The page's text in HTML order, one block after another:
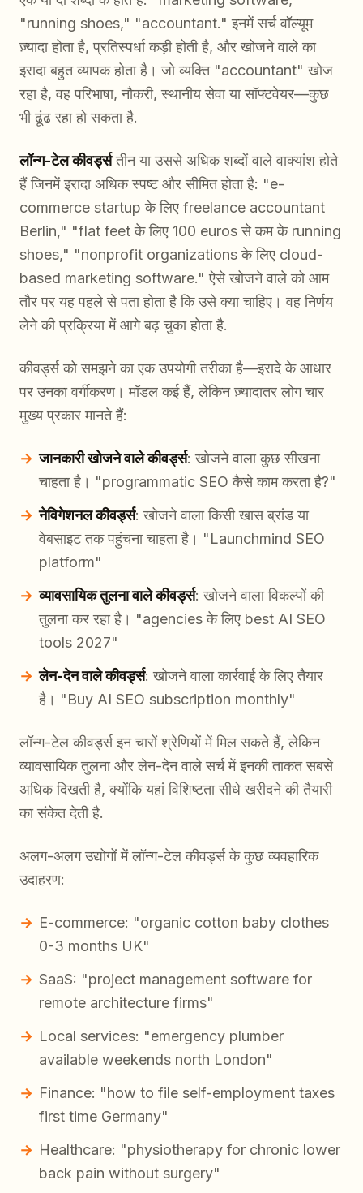
"running shoes," "accountant." इनमें सर्च वॉल्यूम
ज़्यादा होता है, प्रतिस्पर्धा कड़ी होती है, और खोजने वाले का
इरादा बहुत व्यापक होता है। जो व्यक्ति "accountant" खोज
रहा है, वह परिभाषा, नौकरी, स्थानीय सेवा या सॉफ्टवेयर—कुछ
भी ढूंढ रहा हो सकता है.
लॉन्ग-टेल कीवर्ड्सतीन या उससे अधिक शब्दों वाले वाक्यांश होते
हैं जिनमें इरादा अधिक स्पष्ट और सीमित होता है: "e-
commerce startup के लिए freelance accountant
Berlin," "flat feet के लिए 100 euros से कम के running
shoes," "nonprofit organizations के लिए cloud-
based marketing software." ऐसे खोजने वाले को आम
तौर पर यह पहले से पता होता है कि उसे क्या चाहिए। वह निर्णय
लेने की प्रक्रिया में आगे बढ़ चुका होता है.
कीवर्ड्स को समझने का एक उपयोगी तरीका है—इरादे के आधार
पर उनका वर्गीकरण। मॉडल कई हैं, लेकिन ज़्यादातर लोग चार
मुख्य प्रकार मानते हैं:
जानकारी खोजने वाले कीवर्ड्स: खोजने वाला कुछ सीखना
चाहता है। "programmatic SEO कैसे काम करता है?"
नेविगेशनल कीवर्ड्स: खोजने वाला किसी खास ब्रांड या
वेबसाइट तक पहुंचना चाहता है। "Launchmind SEO
platform"
व्यावसायिक तुलना वाले कीवर्ड्स: खोजने वाला विकल्पों की
तुलना कर रहा है। "agencies के लिए best AI SEO
tools 2027"
लेन-देन वाले कीवर्ड्स: खोजने वाला कार्रवाई के लिए तैयार
है। "Buy AI SEO subscription monthly"
लॉन्ग-टेल कीवर्ड्स इन चारों श्रेणियों में मिल सकते हैं, लेकिन
व्यावसायिक तुलना और लेन-देन वाले सर्च में इनकी ताकत सबसे
अधिक दिखती है, क्योंकि यहां विशिष्टता सीधे खरीदने की तैयारी
का संकेत देती है.
अलग-अलग उद्योगों में लॉन्ग-टेल कीवर्ड्स के कुछ व्यवहारिक
उदाहरण:
E-commerce: "organic cotton baby clothes
0-3 months UK"
SaaS: "project management software for
remote architecture firms"
Local services: "emergency plumber
available weekends north London"
Finance: "how to file self-employment taxes
first time Germany"
Healthcare: "physiotherapy for chronic lower
back pain without surgery"